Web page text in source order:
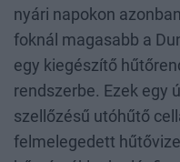
nyári napokon
foknál magasabb a
egy kiegészítő
rendszerbe. Ezek egy
szellőzésű utóhűtő
felmelegedett